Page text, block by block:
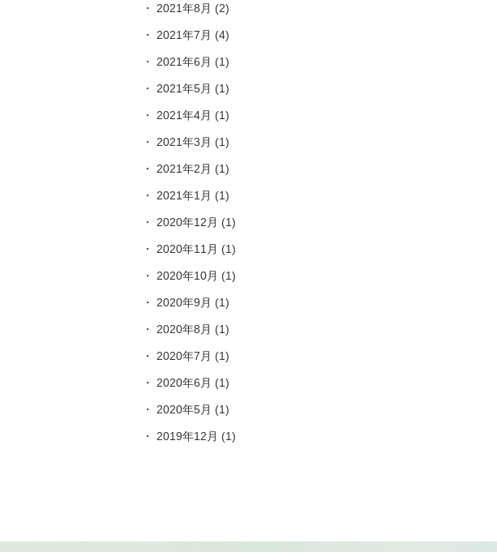
2021年8月 (2)
2021年7月 (4)
2021年6月 (1)
2021年5月 (1)
2021年4月 (1)
2021年3月 (1)
2021年2月 (1)
2021年1月 (1)
2020年12月 (1)
2020年11月 (1)
2020年10月 (1)
2020年9月 (1)
2020年8月 (1)
2020年7月 (1)
2020年6月 (1)
2020年5月 (1)
2019年12月 (1)